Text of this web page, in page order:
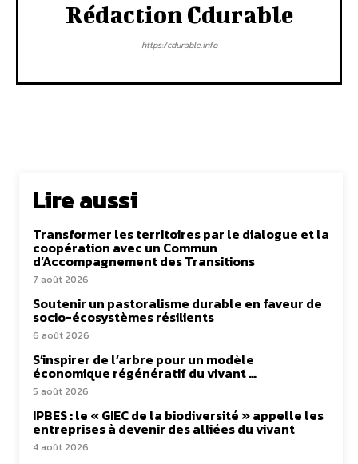
Rédaction Cdurable
https:/cdurable.info
Lire aussi
Transformer les territoires par le dialogue et la
coopération avec un Commun
d’Accompagnement des Transitions
7 août 2026
Soutenir un pastoralisme durable en faveur de
socio-écosystèmes résilients
6 août 2026
S’inspirer de l’arbre pour un modèle
économique régénératif du vivant …
5 août 2026
IPBES : le « GIEC de la biodiversité » appelle les
entreprises à devenir des alliées du vivant
4 août 2026